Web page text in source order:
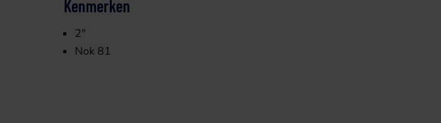
Kenmerken
2"
Nok 81